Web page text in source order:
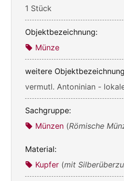
1 Stück
Objektbezeichnung:
Münze
weitere
vermutl. Antoninian -
Sachgruppe:
Münzen (Römische
Material:
Kupfer (mit